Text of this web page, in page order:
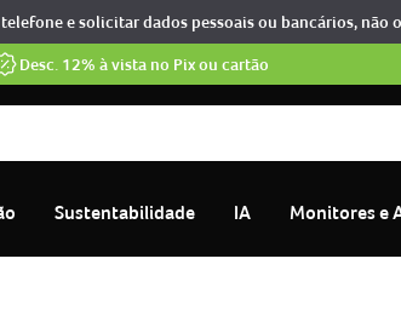
e solicitar dados pessoais ou bancários, não
Desc. 12% à vista no Pix ou cartão
Sustentabilidade IA Monitores e